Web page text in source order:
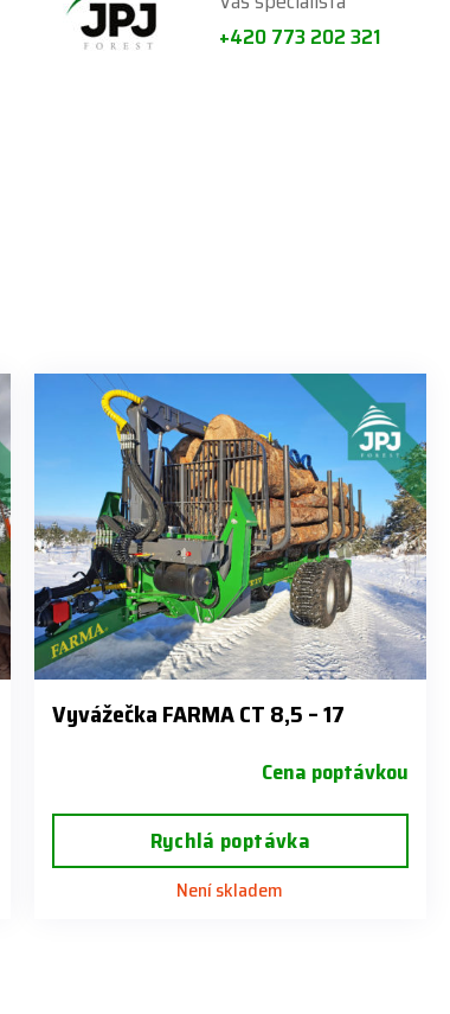
+420 773 202 321
Vyvážečka FARMA CT 8,5 – 17
Cena poptávkou
Rychlá poptávka
Není skladem